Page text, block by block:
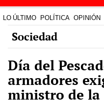
LO ÚLTIMO POLÍTICA OPINIÓN
Sociedad
Día del
armadores
ministro de la